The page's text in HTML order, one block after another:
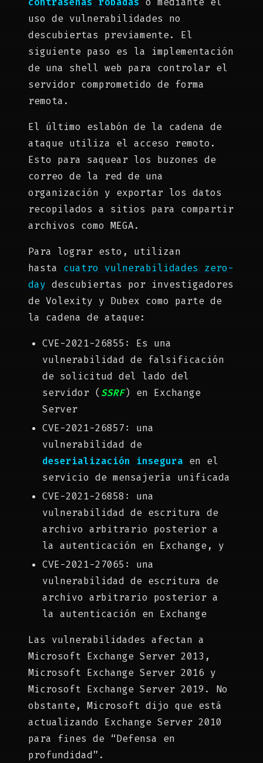
uso de vulnerabilidades no
descubiertas previamente. El
siguiente paso es la implementación
de una shell web para controlar el
servidor comprometido de forma
remota.
El último eslabón de la cadena de
ataque utiliza el acceso remoto.
Esto para saquear los buzones de
correo de la red de una
organización y exportar los datos
recopilados a sitios para compartir
archivos como MEGA.
Para lograr esto, utilizan
hasta cuatro vulnerabilidades zero-
day descubiertas por investigadores
de Volexity y Dubex como parte de
la cadena de ataque:
CVE-2021-26855: Es una
vulnerabilidad de falsificación
de solicitud del lado del
servidor (SSRF) en Exchange
Server
CVE-2021-26857: una
vulnerabilidad de
deserialización insegura en el
servicio de mensajería unificada
CVE-2021-26858: una
vulnerabilidad de escritura de
archivo arbitrario posterior a
la autenticación en Exchange, y
CVE-2021-27065: una
vulnerabilidad de escritura de
archivo arbitrario posterior a
la autenticación en Exchange
Las vulnerabilidades afectan a
Microsoft Exchange Server 2013,
Microsoft Exchange Server 2016 y
Microsoft Exchange Server 2019. No
obstante, Microsoft dijo que está
actualizando Exchange Server 2010
para fines de “Defensa en
profundidad”.